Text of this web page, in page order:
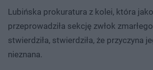
Lubińska prokuratura z kolei, która
przeprowadziła sekcję zwłok
stwierdziła, stwierdziła, że przyczyna
nieznana.